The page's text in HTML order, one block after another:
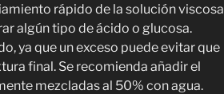
rápido de la solución viscosa
algún tipo de ácido o glucosa.
ya que un exceso puede evitar que
final. Se recomienda añadir el
mezcladas al 50% con agua.